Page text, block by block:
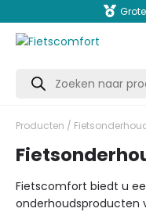
Producten
zoeken
Producten /
Fietscomfort biedt u
onderhoudsproducten